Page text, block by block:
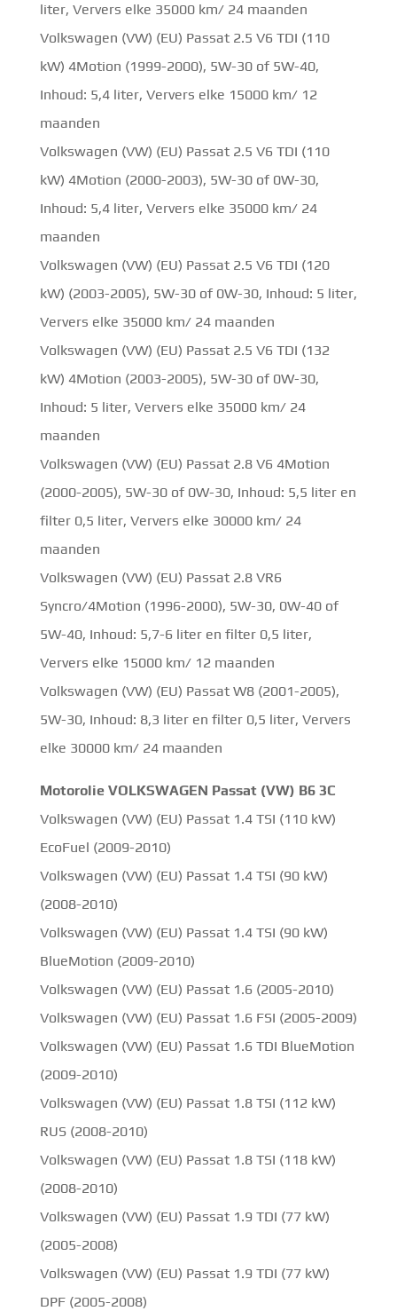
liter, Ververs elke 35000 km/ 24 maanden
Volkswagen (VW) (EU) Passat 2.5 V6 TDI (110
kW) 4Motion (1999-2000), 5W-30 of 5W-40,
Inhoud: 5,4 liter, Ververs elke 15000 km/ 12
maanden
Volkswagen (VW) (EU) Passat 2.5 V6 TDI (110
kW) 4Motion (2000-2003), 5W-30 of 0W-30,
Inhoud: 5,4 liter, Ververs elke 35000 km/ 24
maanden
Volkswagen (VW) (EU) Passat 2.5 V6 TDI (120
kW) (2003-2005), 5W-30 of 0W-30, Inhoud: 5 liter,
Ververs elke 35000 km/ 24 maanden
Volkswagen (VW) (EU) Passat 2.5 V6 TDI (132
kW) 4Motion (2003-2005), 5W-30 of 0W-30,
Inhoud: 5 liter, Ververs elke 35000 km/ 24
maanden
Volkswagen (VW) (EU) Passat 2.8 V6 4Motion
(2000-2005), 5W-30 of 0W-30, Inhoud: 5,5 liter en
filter 0,5 liter, Ververs elke 30000 km/ 24
maanden
Volkswagen (VW) (EU) Passat 2.8 VR6
Syncro/4Motion (1996-2000), 5W-30, 0W-40 of
5W-40, Inhoud: 5,7-6 liter en filter 0,5 liter,
Ververs elke 15000 km/ 12 maanden
Volkswagen (VW) (EU) Passat W8 (2001-2005),
5W-30, Inhoud: 8,3 liter en filter 0,5 liter, Ververs
elke 30000 km/ 24 maanden
Motorolie VOLKSWAGEN Passat (VW) B6 3C
Volkswagen (VW) (EU) Passat 1.4 TSI (110 kW)
EcoFuel (2009-2010)
Volkswagen (VW) (EU) Passat 1.4 TSI (90 kW)
(2008-2010)
Volkswagen (VW) (EU) Passat 1.4 TSI (90 kW)
BlueMotion (2009-2010)
Volkswagen (VW) (EU) Passat 1.6 (2005-2010)
Volkswagen (VW) (EU) Passat 1.6 FSI (2005-2009)
Volkswagen (VW) (EU) Passat 1.6 TDI BlueMotion
(2009-2010)
Volkswagen (VW) (EU) Passat 1.8 TSI (112 kW)
RUS (2008-2010)
Volkswagen (VW) (EU) Passat 1.8 TSI (118 kW)
(2008-2010)
Volkswagen (VW) (EU) Passat 1.9 TDI (77 kW)
(2005-2008)
Volkswagen (VW) (EU) Passat 1.9 TDI (77 kW)
DPF (2005-2008)